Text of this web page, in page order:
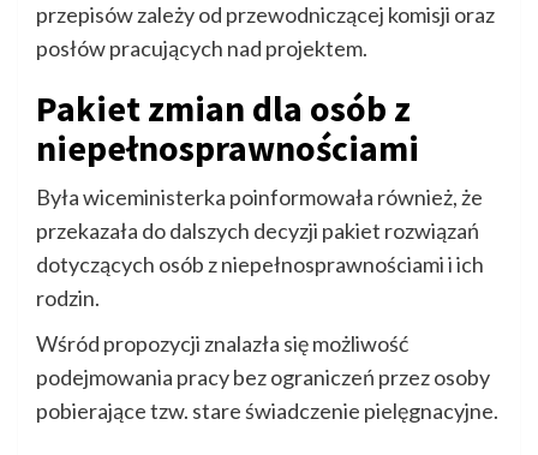
przepisów zależy od przewodniczącej komisji oraz
posłów pracujących nad projektem.
Pakiet zmian dla osób z
niepełnosprawnościami
Była wiceministerka poinformowała również, że
przekazała do dalszych decyzji pakiet rozwiązań
dotyczących osób z niepełnosprawnościami i ich
rodzin.
Wśród propozycji znalazła się możliwość
podejmowania pracy bez ograniczeń przez osoby
pobierające tzw. stare świadczenie pielęgnacyjne.